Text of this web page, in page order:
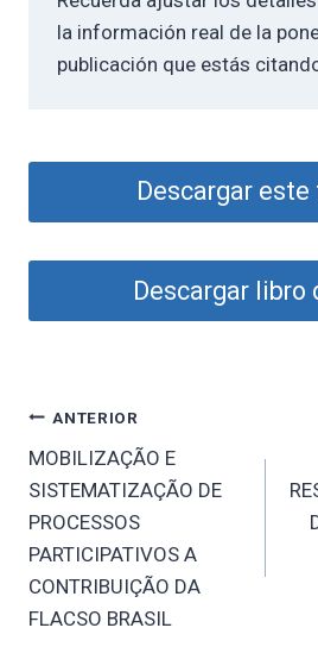
la información real de la
publicación que estás
Descargar
Descargar libro
Navegación
de
entradas
ANTERIOR
MOBILIZAÇÃO E
SISTEMATIZAÇÃO DE
PROCESSOS
PARTICIPATIVOS A
CONTRIBUIÇÃO DA
FLACSO BRASIL